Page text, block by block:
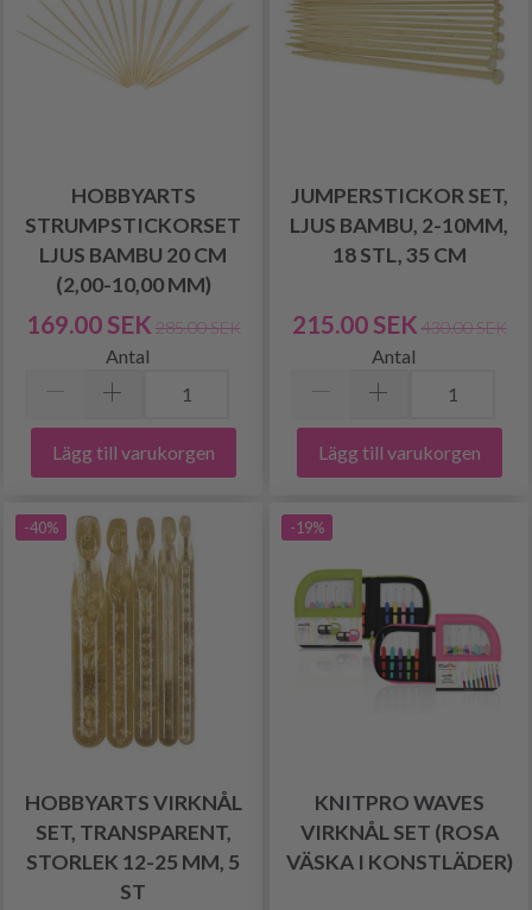
HOBBYARTS
STRUMPSTICKORSET
LJUS BAMBU 20 CM
(2,00-10,00 MM)
169.00 SEK 285.00 SEK
Antal
Lägg till varukorgen
JUMPERSTICKOR SET,
LJUS BAMBU, 2-10MM,
18 STL, 35 CM
215.00 SEK 430.00 SEK
Antal
Lägg till varukorgen
-40%
HOBBYARTS VIRKNÅL
SET, TRANSPARENT,
STORLEK 12-25 MM, 5
ST
-19%
KNITPRO WAVES
VIRKNÅL SET (ROSA
VÄSKA I KONSTLÄDER)